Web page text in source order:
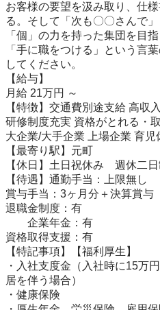
お客様の要望を汲み取り、仕
る。そして「次も〇〇さんで
「個」の力を持った集団を目指
「手に職をつける」という言
してください。
【給与】
月給 21万円 ～
【特徴】交通費別途支給 高収
研修制度充実 資格がとれる・
大企業/大手企業 上場企業 育
【最寄り駅】元町
【休日】土日祝休み　週休二日
【待遇】通勤手当：上限無し
賞与手当：3ヶ月分＋決算賞与
退職金制度：有
企業年金：有
資格取得支援：有
【特記事項】【福利厚生】
・入社支度金（入社時に15万
居を伴う場合）
・健康保険